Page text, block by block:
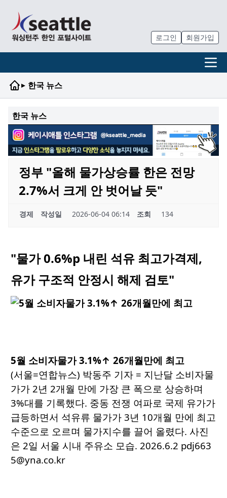
로그인 회원가입
▸ 한국 뉴스
한국 뉴스
정부 "올해 물가상승률 한은 전망
2.7%서 크게 안 벗어날 듯"
경제 작성일 2026-06-04 06:14 조회 134
"물가 0.6%p 내린 석유 최고가격제,
유가 구조적 안정시 해제 검토"
5월 소비자물가 3.1%↑ 26개월만에 최고
(서울=연합뉴스) 박동주 기자 = 지난달 소비자물
가가 2년 2개월 만에 가장 큰 폭으로 상승하며
3%대를 기록했다. 중동 전쟁 여파로 국제 유가가
급등하면서 석유류 물가가 3년 10개월 만에 최고
수준으로 오르며 물가지수를 끌어 올렸다. 사진
은 2일 서울 시내 주유소 모습. 2026.6.2 pdj663
5@yna.co.kr